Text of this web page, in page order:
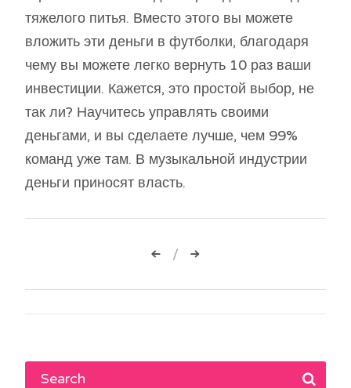
тяжелого питья. Вместо этого вы можете
вложить эти деньги в футболки, благодаря
чему вы можете легко вернуть 10 раз ваши
инвестиции. Кажется, это простой выбор, не
так ли? Научитесь управлять своими
деньгами, и вы сделаете лучше, чем 99%
команд уже там. В музыкальной индустрии
деньги приносят власть.
Навигация
по